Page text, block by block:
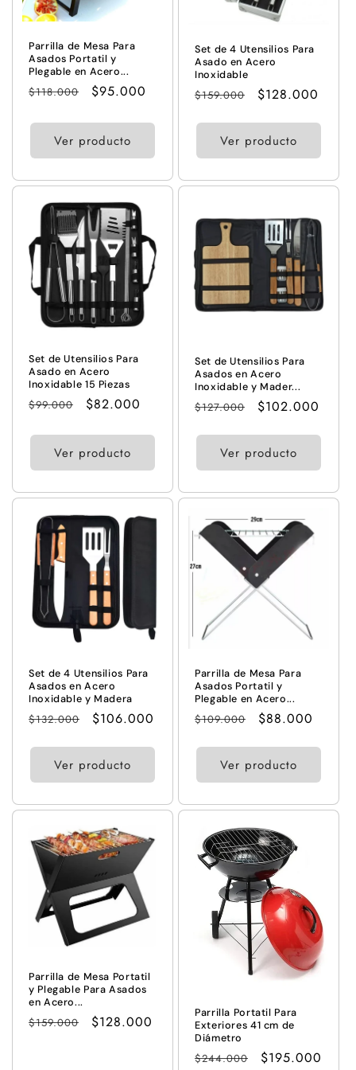
n
Parrilla de Mesa Para
Asados Portatil y
Plegable en Acero...
Precio
$118.000
Precio
$95.000
Ver producto
Set de 4 Utensilios Para
Asado en Acero
Inoxidable
Precio
$159.000
Precio
oferta
$128.000
Ver producto
Set de Utensilios Para
Asado en Acero
Inoxidable 15 Piezas
Precio
$99.000
Precio
$82.000
Ver producto
Set de Utensilios Para
Asados en Acero
Inoxidable y Mader...
Precio
$127.000
Precio
oferta
$102.000
Ver producto
Set de 4 Utensilios Para
Asados en Acero
Inoxidable y Madera
Precio
$132.000
Precio
oferta
$106.000
Ver producto
Parrilla de Mesa Para
Asados Portatil y
Plegable en Acero...
Precio
$109.000
Precio
oferta
$88.000
Ver producto
Parrilla de Mesa Portatil
y Plegable Para Asados
en Acero...
Precio
$159.000
Precio
$128.000
Parrilla Portatil Para
Exteriores 41 cm de
Diámetro
Precio
$244.000
Precio
$195.000